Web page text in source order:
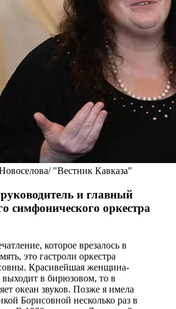
"Вестник Кавказа"
и главный
симфонического оркестра
которое врезалось в
это гастроли оркестра
Красивейшая женщина-
в бирюзовом, то в
океан звуков. Позже я имела
Борисовной несколько раз в